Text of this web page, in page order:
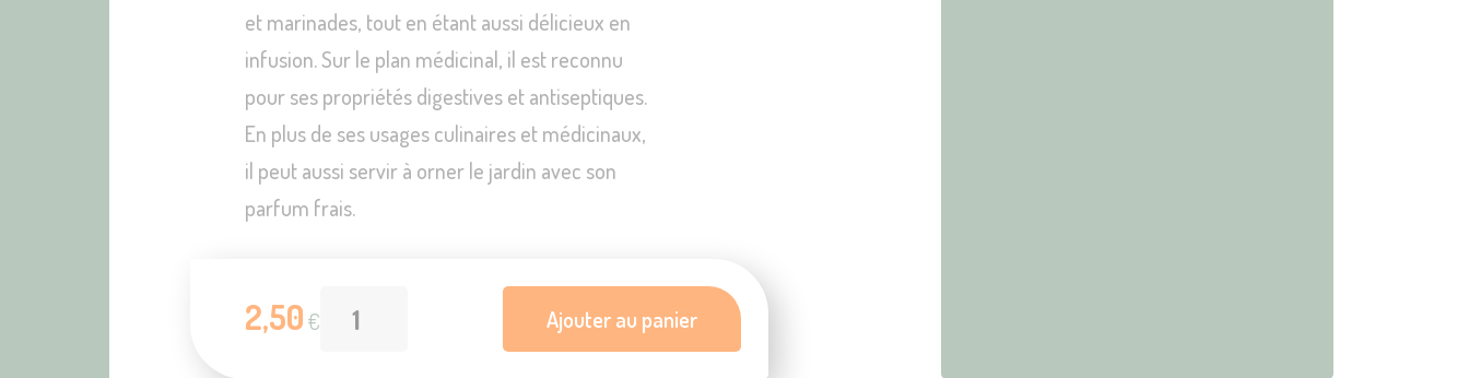
et marinades, tout en étant aussi délicieux en
infusion. Sur le plan médicinal, il est reconnu
pour ses propriétés digestives et antiseptiques.
En plus de ses usages culinaires et médicinaux,
il peut aussi servir à orner le jardin avec son
parfum frais.
2,50€ Ajouter au panier